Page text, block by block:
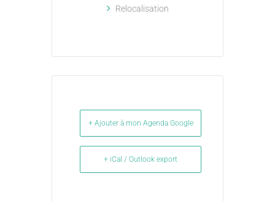
Relocalisation
+ Ajouter à mon Agenda Google
+ iCal / Outlook export